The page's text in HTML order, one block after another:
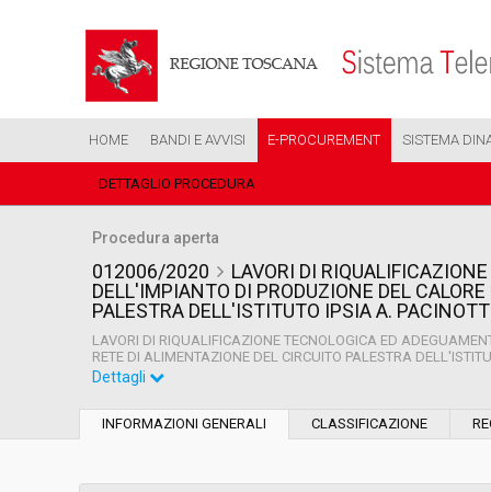
HOME BANDI E AVVISI E-PROCUREMENT SISTEMA
DETTAGLIO PROCEDURA
Procedura aperta
012006/2020
LAVORI DI
DELL'IMPIANTO DI PRODUZIONE DEL
PALESTRA DELL'ISTITUTO IPSIA A.
LAVORI DI RIQUALIFICAZIONE TECNOLOGICA ED
RETE DI ALIMENTAZIONE DEL CIRCUITO PALESTRA
Dettagli
INFORMAZIONI GENERALI CLASSIFICAZIONE